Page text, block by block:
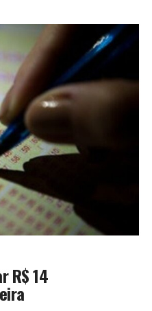
R$ 14